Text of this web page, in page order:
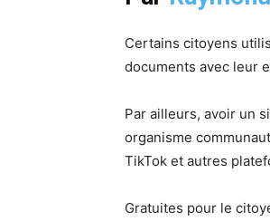
Certains citoyens
documents avec leur
Par ailleurs, avoir un
organisme
TikTok et autres
Gratuites pour le